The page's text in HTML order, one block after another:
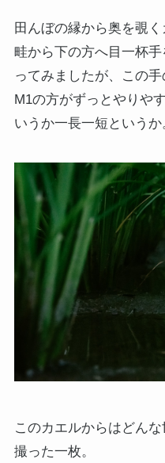
田んぼの縁から奥を覗く
畦から下の方へ目一杯
ってみましたが、この
M1の方がずっとやりや
いうか一長一短というか
このカエルからはどん
撮った一枚。